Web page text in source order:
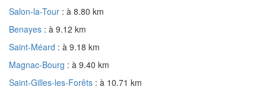
Salon-la-Tour : à 8.80 km
Benayes : à 9.12 km
Saint-Méard : à 9.18 km
Magnac-Bourg : à 9.40 km
Saint-Gilles-les-Forêts : à 10.71 km